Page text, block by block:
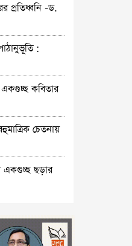
প্রতিধ্বনি -ড.
:
কবিতার
চেতনায়
একগুচ্ছ ছড়ার